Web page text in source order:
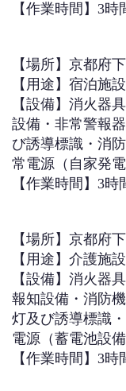
【作業時間】3時
【場所】京都府
【用途】宿泊施
【設備】消火器
設備・非常警報
び誘導標識・消
常電源（自家発
【作業時間】3時
【場所】京都府
【用途】介護施
【設備】消火器
報知設備・消防
灯及び誘導標識
電源（蓄電池設備
【作業時間】3時